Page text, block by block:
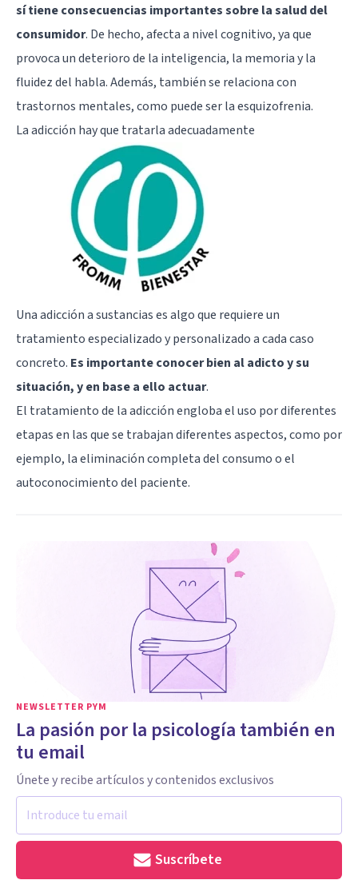
sí tiene consecuencias importantes sobre la salud del
consumidor. De hecho, afecta a nivel cognitivo, ya que
provoca un deterioro de la inteligencia, la memoria y la
fluidez del habla. Además, también se relaciona con
trastornos mentales, como puede ser laesquizofrenia.
La adicción hay que tratarla adecuadamente
Una adicción a sustancias es algo que requiereun
tratamiento especializadoy personalizado a cada caso
concreto. Es importante conocer bien al adicto y su
situación, y en base a ello actuar.
El tratamiento de la adicción engloba el uso por diferentes
etapas en las que se trabajan diferentes aspectos, como por
ejemplo, la eliminación completa del consumo o el
autoconocimiento del paciente.
NEWSLETTER PYM
La pasión por la psicología también en
tu email
Únete y recibe artículos y contenidos exclusivos
Suscríbete